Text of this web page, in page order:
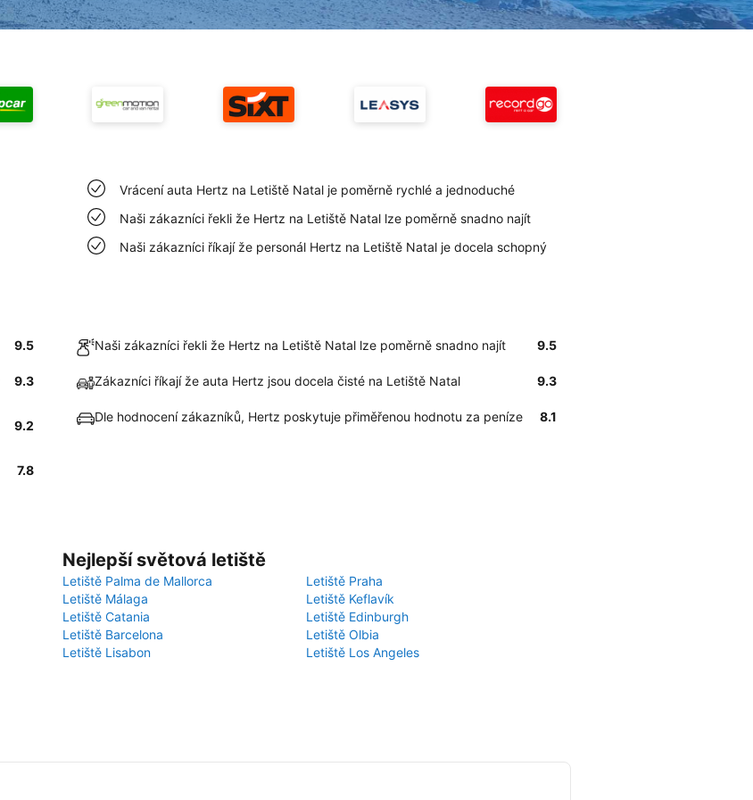
Vrácení auta Hertz na Letiště Natal je poměrně rychlé a jednoduché
Naši zákazníci řekli že Hertz na Letiště Natal lze poměrně snadno najít
Naši zákazníci říkají že personál Hertz na Letiště Natal je docela schopný
9.5 Naši zákazníci řekli že Hertz na Letiště Natal lze poměrně snadno najít 9.5
9.3 Zákazníci říkají že auta Hertz jsou docela čisté na Letiště Natal 9.3
9.2
Dle hodnocení zákazníků, Hertz poskytuje přiměřenou hodnotu za peníze 8.1
7.8
Nejlepší světová letiště
Letiště Palma de Mallorca
Letiště Praha
Letiště Málaga
Letiště Keflavík
Letiště Catania
Letiště Edinburgh
Letiště Barcelona
Letiště Olbia
Letiště Lisabon
Letiště Los Angeles